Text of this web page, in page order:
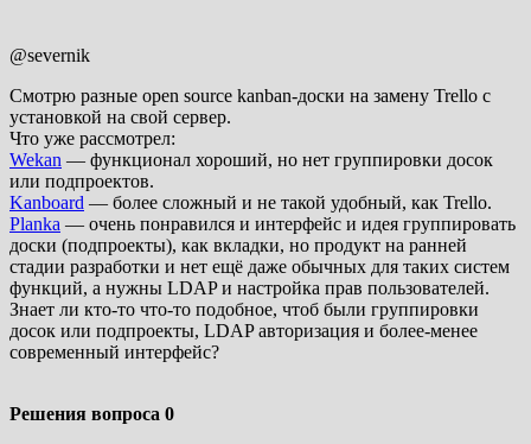
@severnik
Смотрю разные open source kanban-доски на замену Trello с
установкой на свой сервер.
Что уже рассмотрел:
Wekan — функционал хороший, но нет группировки досок
или подпроектов.
Kanboard — более сложный и не такой удобный, как Trello.
Planka — очень понравился и интерфейс и идея группировать
доски (подпроекты), как вкладки, но продукт на ранней
стадии разработки и нет ещё даже обычных для таких систем
функций, а нужны LDAP и настройка прав пользователей.
Знает ли кто-то что-то подобное, чтоб были группировки
досок или подпроекты, LDAP авторизация и более-менее
современный интерфейс?
Решения вопроса 0